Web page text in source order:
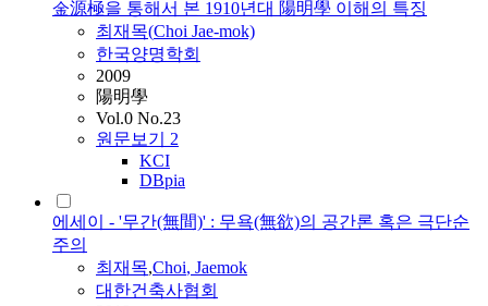
金源極을 통해서 본 1910년대 陽明學 이해의 특징
최재목(Choi Jae-mok)
한국양명학회
2009
陽明學
Vol.0 No.23
원문보기 2
KCI
DBpia
에세이 - '무간(無間)' : 무욕(無欲)의 공간론 혹은 극단순
주의
최재목,Choi, Jaemok
대한건축사협회